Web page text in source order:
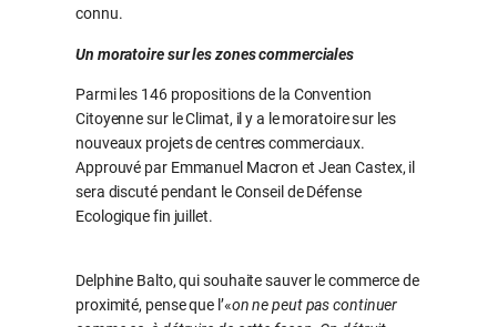
connu.
Un moratoire sur les zones commerciales
Parmi les 146 propositions de la Convention
Citoyenne sur le Climat, il y a le moratoire sur les
nouveaux projets de centres commerciaux.
Approuvé par Emmanuel Macron et Jean Castex, il
sera discuté pendant le Conseil de Défense
Ecologique fin juillet.
Delphine Balto, qui souhaite sauver le commerce de
proximité, pense que l’«on ne peut pas continuer